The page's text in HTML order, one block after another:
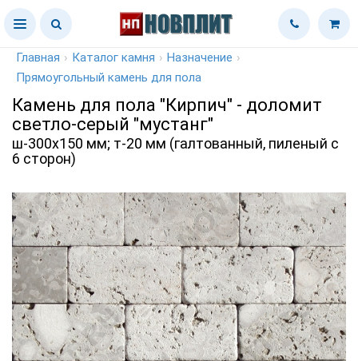
Главная › Каталог камня › Назначение ›
Прямоугольный камень для пола
Камень для пола "Кирпич" - доломит
светло-серый "мустанг"
ш-300х150 мм; т-20 мм (галтованный, пиленый с
6 сторон)